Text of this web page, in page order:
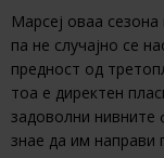
Марсеј оваа
па не случајно се
предност од
тоа е директен
задоволни нивните
знае да им направи